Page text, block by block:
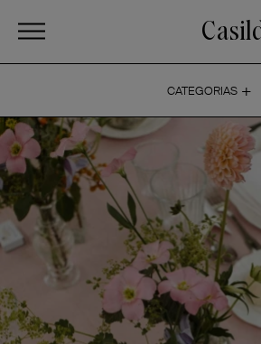
CATEGORIAS +